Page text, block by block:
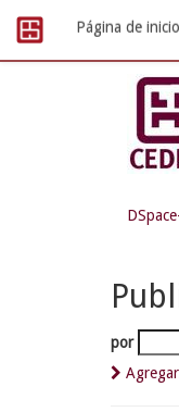
navigation
Página de inicio
por